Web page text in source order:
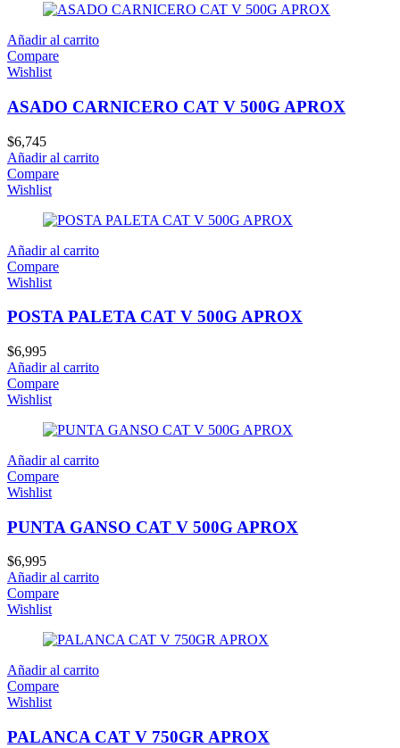
Añadir al carrito
Compare
Wishlist
ASADO CARNICERO CAT V 500G APROX
$6,745
Añadir al carrito
Compare
Wishlist
Añadir al carrito
Compare
Wishlist
POSTA PALETA CAT V 500G APROX
$6,995
Añadir al carrito
Compare
Wishlist
Añadir al carrito
Compare
Wishlist
PUNTA GANSO CAT V 500G APROX
$6,995
Añadir al carrito
Compare
Wishlist
Añadir al carrito
Compare
Wishlist
PALANCA CAT V 750GR APROX